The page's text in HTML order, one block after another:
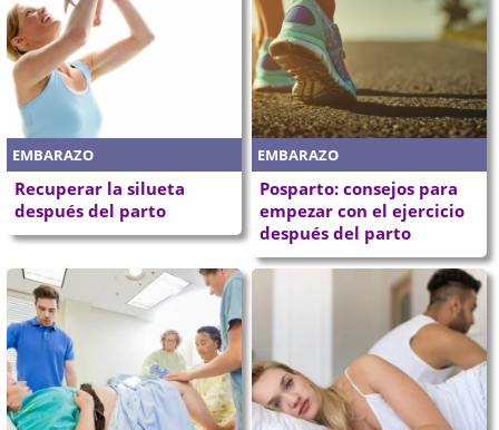
EMBARAZO
Recuperar la silueta
después del parto
EMBARAZO
Posparto: consejos para
empezar con el ejercicio
después del parto